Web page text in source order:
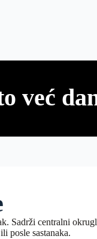
već
Sadrži centralni
posle sastanaka.